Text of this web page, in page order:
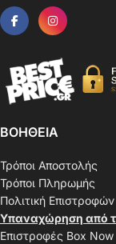
ΒΟΗΘΕΙΑ
Τρόποι Αποστολής
Τρόποι Πληρωμής
Πολιτική Επιστροφών
Υπαναχώρηση από
Επιστροφές Box Now